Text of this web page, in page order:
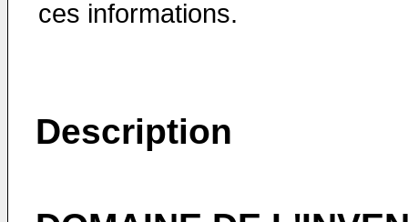
ces informations.
Description